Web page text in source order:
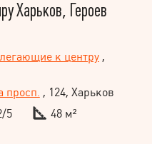
Харьков, Героев
к центру,
просп. , 124, Харьков
5
48 м²